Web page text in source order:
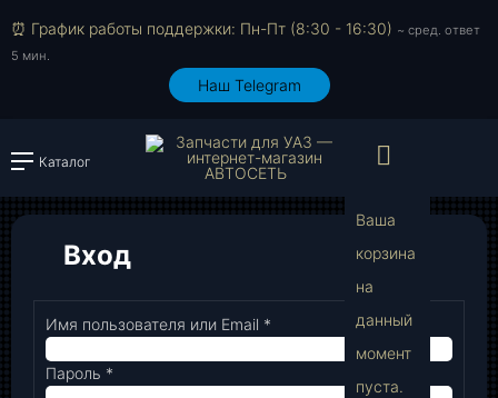
⏰ График работы поддержки: Пн-Пт (8:30 - 16:30) ~ сред. ответ
5 мин.
Наш Telegram
Каталог Войти или
Ваша
корзина
на
данный
момент
пуста.
Вход
Имя пользователя или Email * Обязательно
Пароль *